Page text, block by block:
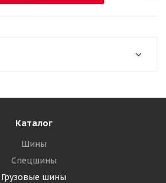
Каталог
Шины
Спецшины
Грузовые шины